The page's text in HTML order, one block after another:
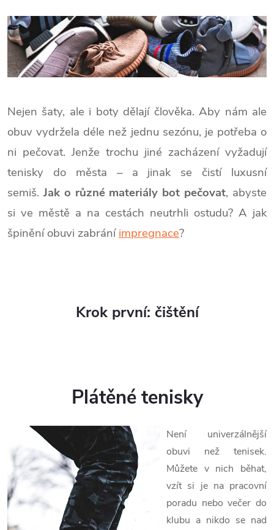
Nejen šaty, ale i boty dělají člověka. Aby nám ale
obuv vydržela déle než jednu sezónu, je potřeba o
ni pečovat. Jenže trochu jiné zacházení vyžadují
tenisky do města – a jinak se čistí luxusní
semiš. Jak o různé materiály bot pečovat, abyste
si ve městě a na cestách neutrhli ostudu? A jak
špinění obuvi zabráníimpregnace?
Krok první: čištění
Plátěné tenisky
Není univerzálnější
obuvi než tenisek.
Můžete v nich běhat,
vzít si je na pracovní
poradu nebo večer do
klubu a nikdo se nad